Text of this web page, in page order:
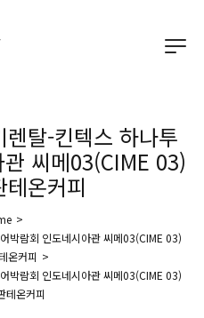
탈-킨텍스 하나투
씨메03(CIME 03)
온커피
>
박람회 인도네시아관 씨메03(CIME 03)
온커피 >
박람회 인도네시아관 씨메03(CIME 03)
테온커피